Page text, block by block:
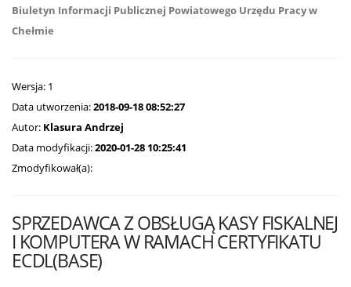
Biuletyn Informacji Publicznej Powiatowego Urzędu Pracy w
Chełmie
Wersja: 1
Data utworzenia:2018-09-18 08:52:27
Autor: Klasura Andrzej
Data modyfikacji:2020-01-28 10:25:41
Zmodyfikował(a):
SPRZEDAWCA Z OBSŁUGĄ KASY FISKALNEJ
I KOMPUTERA W RAMACH CERTYFIKATU
ECDL(BASE)